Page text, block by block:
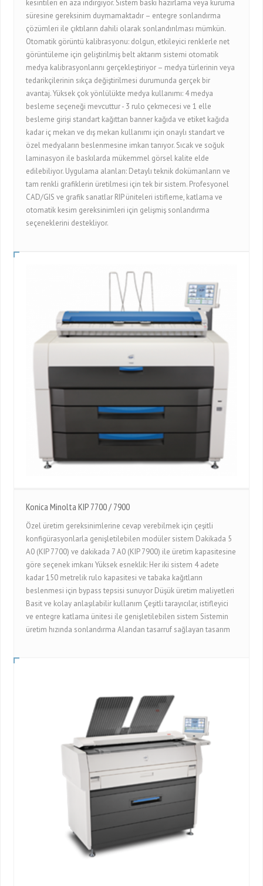
kesintileri en aza indirgiyor. Sistem baskı hazırlama veya kuruma
süresine gereksinim duymamaktadır – entegre sonlandırma
çözümleri ile çıktıların dahili olarak sonlandırılması mümkün.
Otomatik görüntü kalibrasyonu: dolgun, etkileyici renklerle net
görüntüleme için geliştirilmiş belt aktarım sistemi otomatik
medya kalibrasyonlarını gerçekleştiriyor – medya türlerinin veya
tedarikçilerinin sıkça değiştirilmesi durumunda gerçek bir
avantaj. Yüksek çok yönlülükte medya kullanımı: 4 medya
besleme seçeneği mevcuttur - 3 rulo çekmecesi ve 1 elle
besleme girişi standart kağıttan banner kağıda ve etiket kağıda
kadar iç mekan ve dış mekan kullanımı için onaylı standart ve
özel medyaların beslenmesine imkan tanıyor. Sıcak ve soğuk
laminasyon ile baskılarda mükemmel görsel kalite elde
edilebiliyor. Uygulama alanları: Detaylı teknik dokümanların ve
tam renkli grafiklerin üretilmesi için tek bir sistem. Profesyonel
CAD/GIS ve grafik sanatlar RIP üniteleri istifleme, katlama ve
otomatik kesim gereksinimleri için gelişmiş sonlandırma
seçeneklerini destekliyor.
Konica Minolta KIP 7700 / 7900
Özel üretim gereksinimlerine cevap verebilmek için çeşitli
konfigürasyonlarla genişletilebilen modüler sistem Dakikada 5
A0 (KIP 7700) ve dakikada 7 A0 (KIP 7900) ile üretim kapasitesine
göre seçenek imkanı Yüksek esneklik: Her iki sistem 4 adete
kadar 150 metrelik rulo kapasitesi ve tabaka kağıtların
beslenmesi için bypass tepsisi sunuyor Düşük üretim maliyetleri
Basit ve kolay anlaşılabilir kullanım Çeşitli tarayıcılar, istifleyici
ve entegre katlama ünitesi ile genişletilebilen sistem Sistemin
üretim hızında sonlandırma Alandan tasarruf sağlayan tasarım